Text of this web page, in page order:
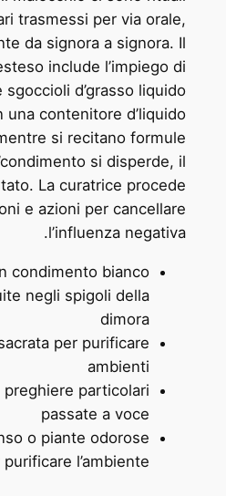
trasmessi per via orale,
da signora a signora. Il
include l’impiego di
d’grasso liquido
una contenitore d’liquido
si recitano formule
si disperde, il
La curatrice procede
e azioni per cancellare
l’influenza negativa.
condimento bianco
negli spigoli della
dimora
per purificare
ambienti
preghiere particolari
passate a voce
o piante odorose
purificare l’ambiente